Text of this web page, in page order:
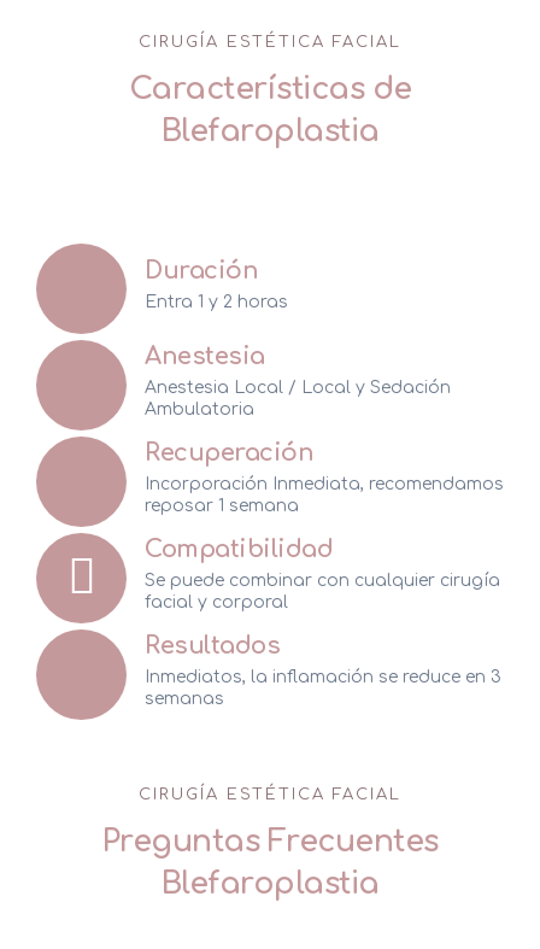
CIRUGÍA ESTÉTICA FACIAL
Características de
Blefaroplastia
Duración
Entra 1 y 2 horas
Anestesia
Anestesia Local / Local y Sedación
Ambulatoria
Recuperación
Incorporación Inmediata, recomendamos
reposar 1 semana
Compatibilidad
Se puede combinar con cualquier cirugía
facial y corporal
Resultados
Inmediatos, la inflamación se reduce en 3
semanas
CIRUGÍA ESTÉTICA FACIAL
Preguntas Frecuentes
Blefaroplastia